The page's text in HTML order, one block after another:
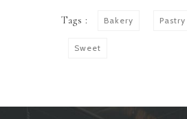
Tags : Bakery Pastry
Sweet